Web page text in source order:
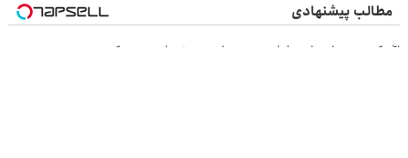
مطالب پیشنهادی
اگر کمردرد داری این فیلم رو ببین! ◗پرسش‌نامه رو پر کن◖